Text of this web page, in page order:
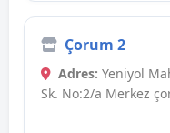
Çorum 2
Adres: Yeniyol
Sk. No:2/a Merkez